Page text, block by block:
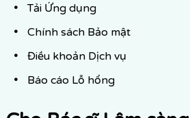
Tải Ứng dụng
Chính sách Bảo mật
Điều khoản Dịch vụ
Báo cáo Lỗ hổng